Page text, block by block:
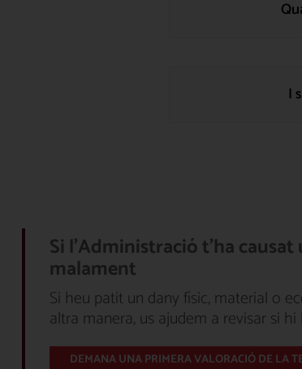
I
Si l'Administració t'ha causat
malament
Si heu patit un dany físic, material o
altra manera, us ajudem a revisar si
DEMANA UNA PRIMERA VALORACIÓ DE LA